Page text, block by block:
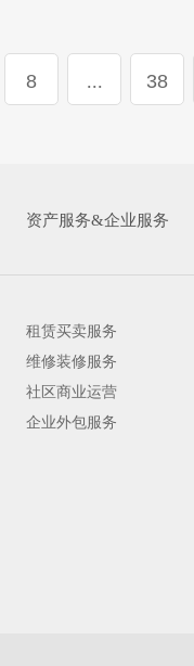
8 ... 38
资产服务&企业服务
租赁买卖服务
维修装修服务
社区商业运营
企业外包服务